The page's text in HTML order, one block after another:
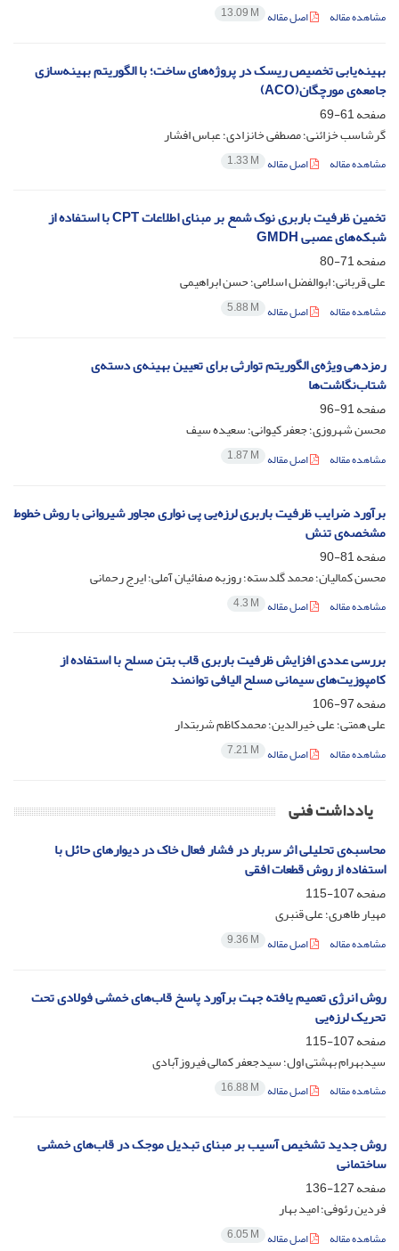
مشاهده مقاله اصل مقاله 13.09 M
بهینه‌یابی تخصیص ریسک در پروژه‌های ساخت؛ با الگوریتم بهینه‌سازی
جامعه‌ی مورچگان(A‌C‌O)
صفحه61-69
گرشاسب خزائنی؛ مصطفی خانزادی؛ عباس افشار
مشاهده مقاله اصل مقاله 1.33 M
تخمین ظرفیت باربری نوک شمع بر مبنای اطلاعات C‌P‌T با استفاده از
شبکه‌های عصبی G‌M‌D‌H
صفحه71-80
علی قربانی؛ ابوالفضل اسلامی؛ حسن ابراهیمی
مشاهده مقاله اصل مقاله 5.88 M
رمزدهی ویژه‌ی الگوریتم توارثی برای تعیین بهینه‌ی دسته‌ی
شتاب‌نگاشت‌ها
صفحه91-96
محسن شهروزی؛ جعفر کیوانی؛ سعیده سیف
مشاهده مقاله اصل مقاله 1.87 M
برآورد ضرایب ظرفیت باربری لرزه‌یی پی نواری مجاور شیروانی با روش خطوط
مشخصه‌ی تنش
صفحه81-90
محسن کمالیان؛ محمد گلدسته؛ روزبه صفائیان آملی؛ ایرج رحمانی
مشاهده مقاله اصل مقاله 4.3 M
بررسی عددی افزایش ظرفیت باربری قاب بتن مسلح با استفاده از
کامپوزیت‌های سیمانی مسلح الیافی توانمند
صفحه97-106
علی همتی؛ علی خیرالدین؛ محمدکاظم شربتدار
مشاهده مقاله اصل مقاله 7.21 M
یادداشت فنی
محاسبه‌ی تحلیلی اثر سربار در فشار فعال خاک در دیوارهای حائل با
استفاده از روش قطعات افقی
صفحه107-115
مهیار طاهری؛ علی قنبری
مشاهده مقاله اصل مقاله 9.36 M
روش انرژی تعمیم‌ یافته جهت برآورد پاسخ قاب‌های خمشی فولادی تحت
تحریک لرزه‌یی
صفحه107-115
سیدبهرام بهشتی اول؛ سیدجعفر کمالی فیروزآبادی
مشاهده مقاله اصل مقاله 16.88 M
روش جدید تشخیص آسیب بر مبنای تبدیل موجک در قاب‌های خمشی
ساختمانی
صفحه127-136
فردین رئوفی؛ امید بهار
مشاهده مقاله اصل مقاله 6.05 M